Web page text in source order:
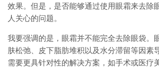
效果。但是，是否能够通过使用眼霜来去除
人关心的问题。
我要强调的是，眼霜并不能完全去除眼袋。
肤松弛、皮下脂肪堆积以及水分滞留等因素
需要更具针对性的解决方案，如手术或医疗